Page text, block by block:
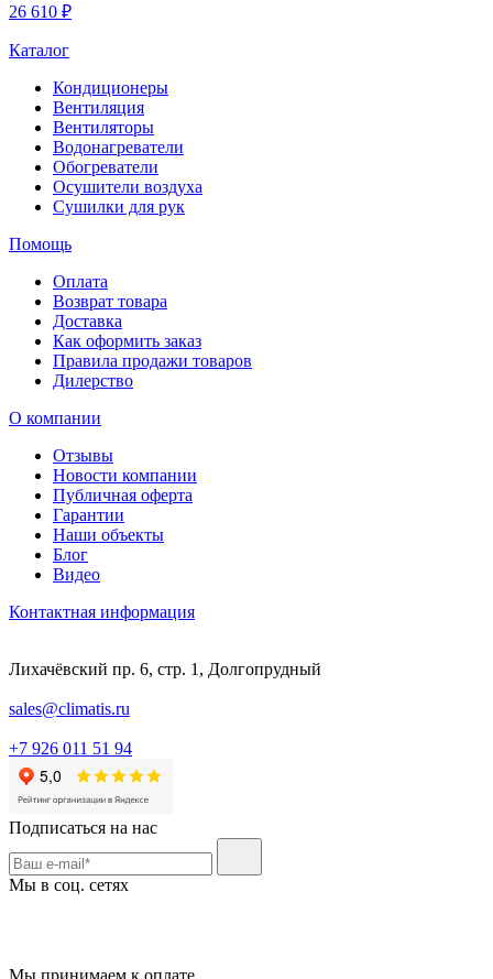
26 610 ₽
Каталог
Кондиционеры
Вентиляция
Вентиляторы
Водонагреватели
Обогреватели
Осушители воздуха
Сушилки для рук
Помощь
Оплата
Возврат товара
Доставка
Как оформить заказ
Правила продажи товаров
Дилерство
О компании
Отзывы
Новости компании
Публичная оферта
Гарантии
Наши объекты
Блог
Видео
Контактная информация
Лихачёвский пр. 6, стр. 1, Долгопрудный
sales@climatis.ru
+7 926 011 51 94
Подписаться на нас
Мы в соц. сетях